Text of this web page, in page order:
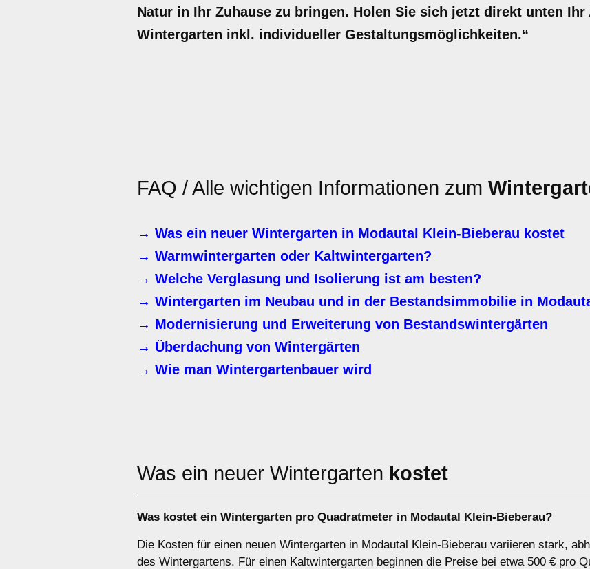
Natur in Ihr Zuhause zu bringen. Holen Sie sich jetzt direkt unten Ihr
Wintergarten inkl. individueller Gestaltungsmöglichkeiten.“
FAQ / Alle wichtigen Informationen zum
→ Was ein neuer Wintergarten in Modautal Klein-Bieberau kostet
→ Warmwintergarten oder Kaltwintergarten?
→ Welche Verglasung und Isolierung ist am besten?
→ Wintergarten im Neubau und in der Bestandsimmobilie in
→ Modernisierung und Erweiterung von Bestandswintergärten
→ Überdachung von Wintergärten
→ Wie man Wintergartenbauer wird
Was ein neuer Wintergarten kostet
Was kostet ein Wintergarten pro Quadratmeter in Modautal Klein-Bieberau?
Die Kosten für einen neuen Wintergarten in Modautal Klein-Bieberau variieren stark,
des Wintergartens. Für einen Kaltwintergarten beginnen die Preise bei etwa 500 € pro